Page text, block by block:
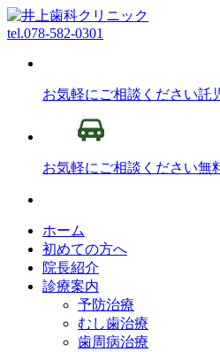
tel.078-582-0301
お気軽にご相談ください託
お気軽にご相談ください無
ホーム
初めての方へ
院長紹介
診療案内
予防治療
むし歯治療
歯周病治療